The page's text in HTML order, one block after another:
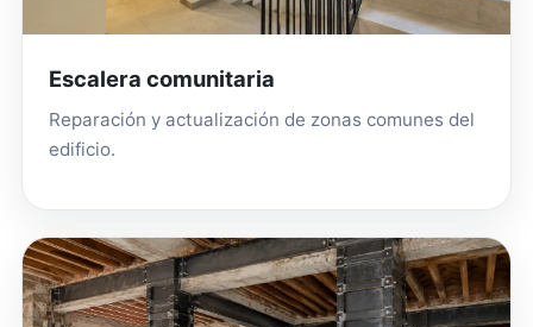
Escalera comunitaria
Reparación y actualización de zonas comunes del
edificio.